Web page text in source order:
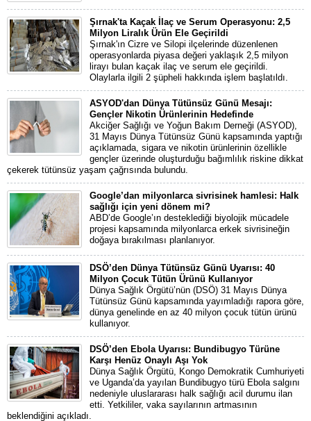
Şırnak'ta Kaçak İlaç ve Serum Operasyonu: 2,5
Milyon Liralık Ürün Ele Geçirildi
Şırnak'ın Cizre ve Silopi ilçelerinde düzenlenen
operasyonlarda piyasa değeri yaklaşık 2,5 milyon
lirayı bulan kaçak ilaç ve serum ele geçirildi.
Olaylarla ilgili 2 şüpheli hakkında işlem başlatıldı.
ASYOD'dan Dünya Tütünsüz Günü Mesajı:
Gençler Nikotin Ürünlerinin Hedefinde
Akciğer Sağlığı ve Yoğun Bakım Derneği (ASYOD),
31 Mayıs Dünya Tütünsüz Günü kapsamında yaptığı
açıklamada, sigara ve nikotin ürünlerinin özellikle
gençler üzerinde oluşturduğu bağımlılık riskine dikkat
çekerek tütünsüz yaşam çağrısında bulundu.
Google’dan milyonlarca sivrisinek hamlesi: Halk
sağlığı için yeni dönem mi?
ABD’de Google’ın desteklediği biyolojik mücadele
projesi kapsamında milyonlarca erkek sivrisineğin
doğaya bırakılması planlanıyor.
DSÖ’den Dünya Tütünsüz Günü Uyarısı: 40
Milyon Çocuk Tütün Ürünü Kullanıyor
Dünya Sağlık Örgütü’nün (DSÖ) 31 Mayıs Dünya
Tütünsüz Günü kapsamında yayımladığı rapora göre,
dünya genelinde en az 40 milyon çocuk tütün ürünü
kullanıyor.
DSÖ’den Ebola Uyarısı: Bundibugyo Türüne
Karşı Henüz Onaylı Aşı Yok
Dünya Sağlık Örgütü, Kongo Demokratik Cumhuriyeti
ve Uganda’da yayılan Bundibugyo türü Ebola salgını
nedeniyle uluslararası halk sağlığı acil durumu ilan
etti. Yetkililer, vaka sayılarının artmasının
beklendiğini açıkladı.